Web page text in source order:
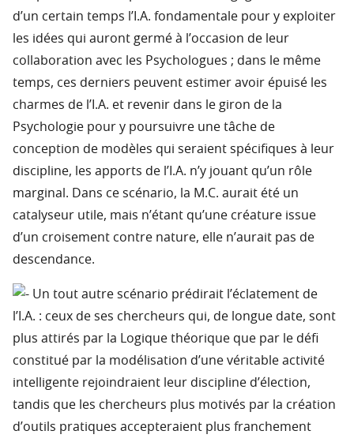
d’un certain temps l’I.A. fondamentale pour y exploiter
les idées qui auront germé à l’occasion de leur
collaboration avec les Psychologues ; dans le même
temps, ces derniers peuvent estimer avoir épuisé les
charmes de l’I.A. et revenir dans le giron de la
Psychologie pour y poursuivre une tâche de
conception de modèles qui seraient spécifiques à leur
discipline, les apports de l’I.A. n’y jouant qu’un rôle
marginal. Dans ce scénario, la M.C. aurait été un
catalyseur utile, mais n’étant qu’une créature issue
d’un croisement contre nature, elle n’aurait pas de
descendance.
Un tout autre scénario prédirait l’éclatement de
l’I.A. : ceux de ses chercheurs qui, de longue date, sont
plus attirés par la Logique théorique que par le défi
constitué par la modélisation d’une véritable activité
intelligente rejoindraient leur discipline d’élection,
tandis que les chercheurs plus motivés par la création
d’outils pratiques accepteraient plus franchement